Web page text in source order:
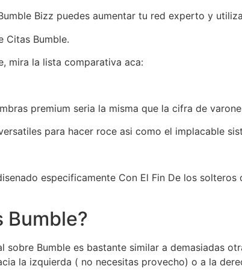
Bizz puedes aumentar tu red experto y
Citas Bumble.
mira la lista comparativa aca:
premium seri­a la misma que la cifra de
para hacer roce asi­ como el implacable
especificamente Con El Fin De los
Bumble?
sobre Bumble es bastante similar a demasiadas
la izquierda ( no necesitas provecho) o a la